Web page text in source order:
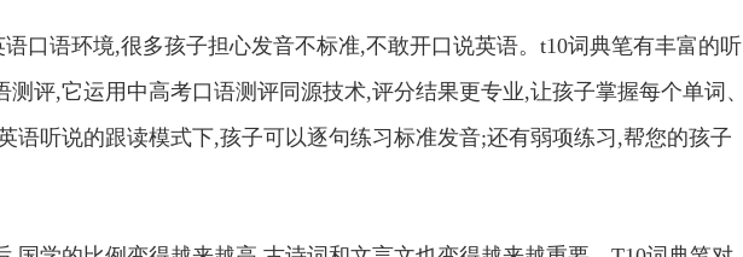
口语环境,很多孩子担心发音不标准,不敢开口说英语。t10词典笔有丰富的听
评,它运用中高考口语测评同源技术,评分结果更专业,让孩子掌握每个单词、
语听说的跟读模式下,孩子可以逐句练习标准发音;还有弱项练习,帮您的孩子